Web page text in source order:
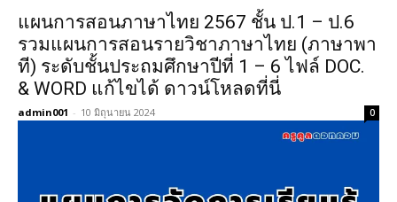
แผนการสอนภาษาไทย 2567 ชั้น ป.1 – ป.6
รวมแผนการสอนรายวิชาภาษาไทย (ภาษาพา
ที) ระดับชั้นประถมศึกษาปีที่ 1 – 6 ไฟล์ DOC.
& WORD แก้ไขได้ ดาวน์โหลดที่นี่
admin001 - 10 มิถุนายน 2024 0